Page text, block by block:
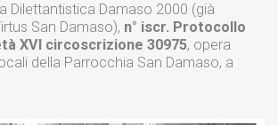
Dilettantistica Damaso 2000 (già
San Damaso), n° iscr. Protocollo
XVI circoscrizione 30975, opera
della Parrocchia San Damaso, a